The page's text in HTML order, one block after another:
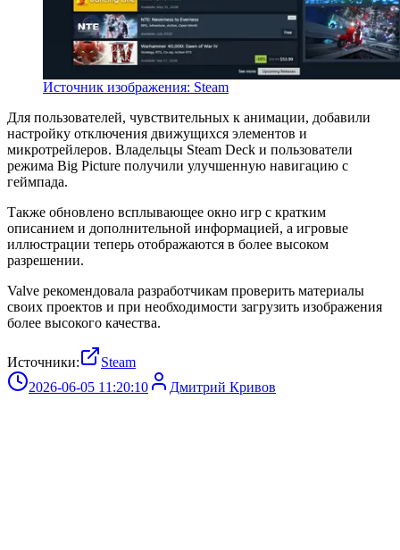
Источник изображения: Steam
Для пользователей, чувствительных к анимации, добавили
настройку отключения движущихся элементов и
микротрейлеров. Владельцы Steam Deck и пользователи
режима Big Picture получили улучшенную навигацию с
геймпада.
Также обновлено всплывающее окно игр с кратким
описанием и дополнительной информацией, а игровые
иллюстрации теперь отображаются в более высоком
разрешении.
Valve рекомендовала разработчикам проверить материалы
своих проектов и при необходимости загрузить изображения
более высокого качества.
Источники:
Steam
2026-06-05 11:20:10
Дмитрий Кривов